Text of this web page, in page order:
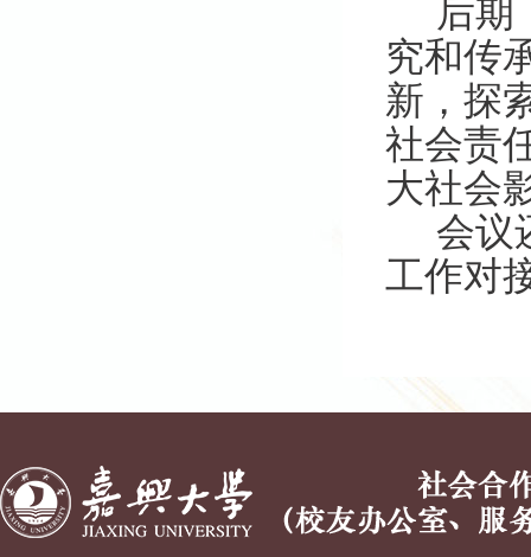
后期
究和传
新 ，探
社会责
大社会
会议
工作对